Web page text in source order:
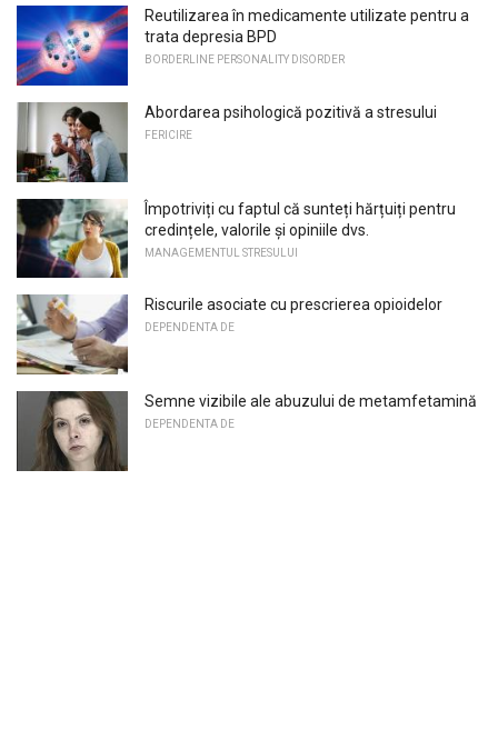
Reutilizarea în medicamente utilizate pentru a
trata depresia BPD
BORDERLINE PERSONALITY DISORDER
Abordarea psihologică pozitivă a stresului
FERICIRE
Împotriviți cu faptul că sunteți hărțuiți pentru
credințele, valorile și opiniile dvs.
MANAGEMENTUL STRESULUI
Riscurile asociate cu prescrierea opioidelor
DEPENDENTA DE
Semne vizibile ale abuzului de metamfetamină
DEPENDENTA DE